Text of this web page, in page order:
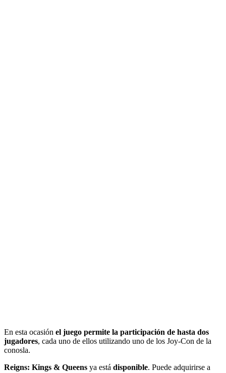
En esta ocasión el juego permite la participación de hasta dos
jugadores, cada uno de ellos utilizando uno de los Joy-Con de la
conosla.
Reigns: Kings & Queens ya está disponible. Puede adquirirse a